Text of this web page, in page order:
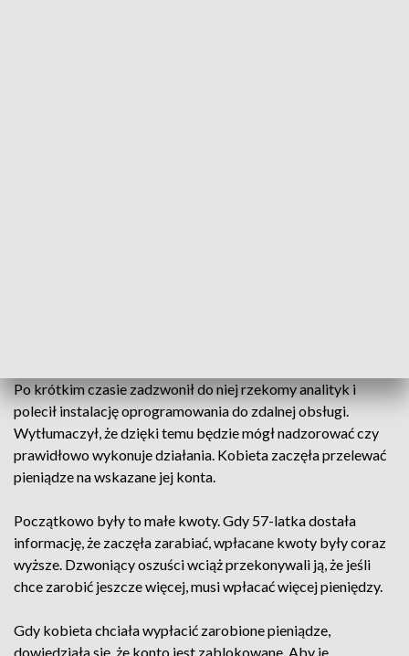
Po krótkim czasie zadzwonił do niej rzekomy analityk i
polecił instalację oprogramowania do zdalnej obsługi.
Wytłumaczył, że dzięki temu będzie mógł nadzorować czy
prawidłowo wykonuje działania. Kobieta zaczęła przelewać
pieniądze na wskazane jej konta.
Początkowo były to małe kwoty. Gdy 57-latka dostała
informację, że zaczęła zarabiać, wpłacane kwoty były coraz
wyższe. Dzwoniący oszuści wciąż przekonywali ją, że jeśli
chce zarobić jeszcze więcej, musi wpłacać więcej pieniędzy.
Gdy kobieta chciała wypłacić zarobione pieniądze,
dowiedziała się, że konto jest zablokowane. Aby je